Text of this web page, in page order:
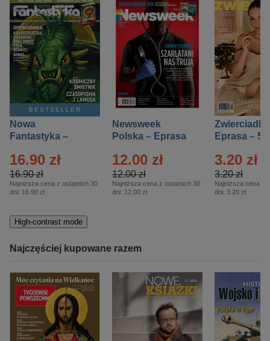
BESTSELLER
Nowa
Fantastyka –
16.90 zł
16.90 zł
Najniższa cena z ostatnich 30
dni: 16.90 zł
Newsweek
Polska – Eprasa
12.00 zł
12.00 zł
Najniższa cena z ostatnich 30
dni: 12.00 zł
Zwierciadło
Eprasa – 5/
3.20 zł
3.20 zł
Najniższa cena z
dni: 3.20 zł
High-contrast mode
Najczęściej kupowane razem